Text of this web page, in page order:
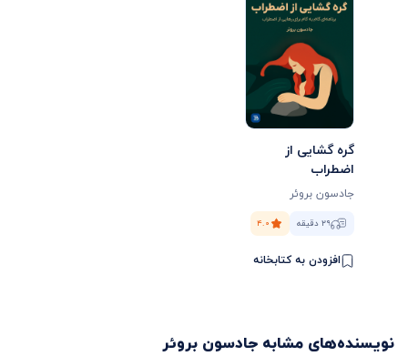
گره گشایی از
اضطراب
جادسون بروئر
۲۹ دقیقه ۴.۰
افزودن به کتابخانه
نویسنده‌های مشابه جادسون بروئر